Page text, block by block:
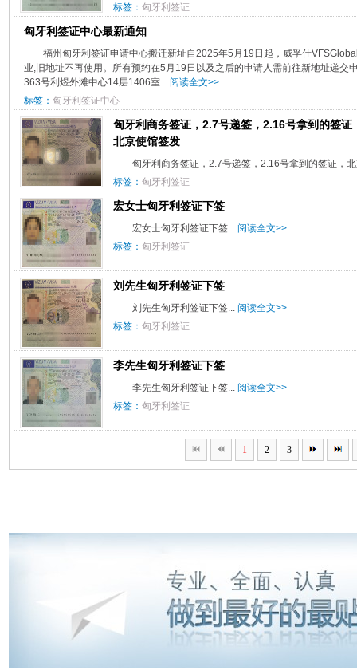
标签： 匈牙利签证
匈牙利签证中心最新通知
福州匈牙利签证申请中心搬迁新址自2025年5月19日起，威孚仕
业,旧地址不再使用。所有预约在5月19日以及之后的申请人需前往新地址递交
363号利煜外滩中心14层1406室... 阅读全文>>
标签： 匈牙利签证中心
匈牙利商务签证，2.7号递签，2.16号拿到的签证
北京使馆签发
匈牙利商务签证，2.7号递签，2.16号拿到的签证，
标签： 匈牙利签证
宏女士匈牙利签证下签
宏女士匈牙利签证下签... 阅读全文>>
标签： 匈牙利签证
刘先生匈牙利签证下签
刘先生匈牙利签证下签... 阅读全文>>
标签： 匈牙利签证
李先生匈牙利签证下签
李先生匈牙利签证下签... 阅读全文>>
标签： 匈牙利签证
1 2 3